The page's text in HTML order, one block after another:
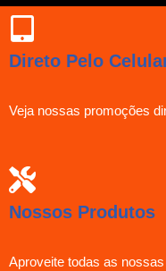
Direto Pelo
Veja nossas promoções
Nossos Produtos
Aproveite todas as